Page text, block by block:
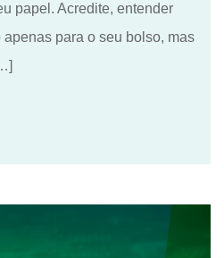
papel. Acredite, entender
para o seu bolso, mas